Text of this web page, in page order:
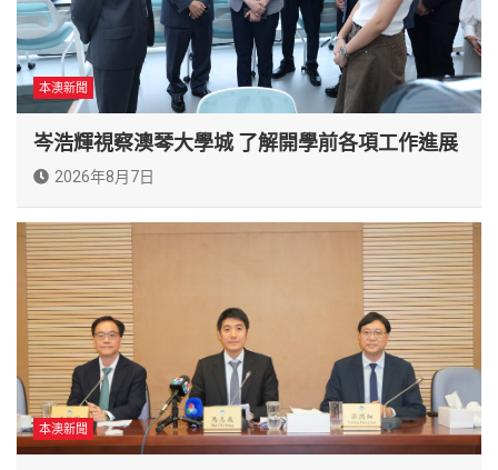
本澳新聞
岑浩輝視察澳琴大學城 了解開學前各項工作進展
2026年8月7日
本澳新聞